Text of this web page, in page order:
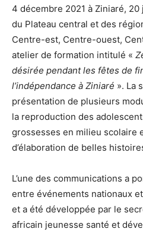
4 décembre 2021 à Ziniaré,
du Plateau central et des
Centre-est, Centre-ouest,
atelier de formation intitulé «
désirée pendant les fêtes de
l’indépendance à Ziniaré ». La
présentation de plusieurs
la reproduction des
grossesses en milieu scolaire
d’élaboration de belles
L’une des communications a
entre événements nationaux
et a été développée par le
africain jeunesse santé et